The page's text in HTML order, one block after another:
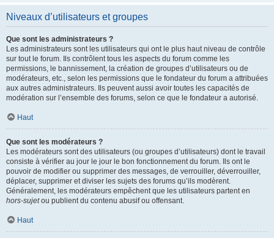
Niveaux d’utilisateurs et groupes
Que sont les administrateurs ?
Les administrateurs sont les utilisateurs qui ont le plus haut niveau de contrôle
sur tout le forum. Ils contrôlent tous les aspects du forum comme les
permissions, le bannissement, la création de groupes d’utilisateurs ou de
modérateurs, etc., selon les permissions que le fondateur du forum a attribuées
aux autres administrateurs. Ils peuvent aussi avoir toutes les capacités de
modération sur l’ensemble des forums, selon ce que le fondateur a autorisé.
Haut
Que sont les modérateurs ?
Les modérateurs sont des utilisateurs (ou groupes d’utilisateurs) dont le travail
consiste à vérifier au jour le jour le bon fonctionnement du forum. Ils ont le
pouvoir de modifier ou supprimer des messages, de verrouiller, déverrouiller,
déplacer, supprimer et diviser les sujets des forums qu’ils modèrent.
Généralement, les modérateurs empêchent que les utilisateurs partent en
hors-sujetou publient du contenu abusif ou offensant.
Haut